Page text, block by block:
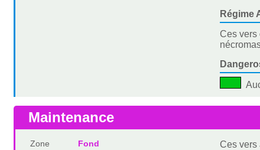
Régime
Ces vers
Maintenance
Zone Fond
Ces vers